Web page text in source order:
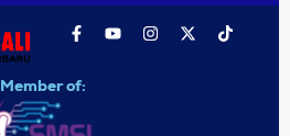
Member of: